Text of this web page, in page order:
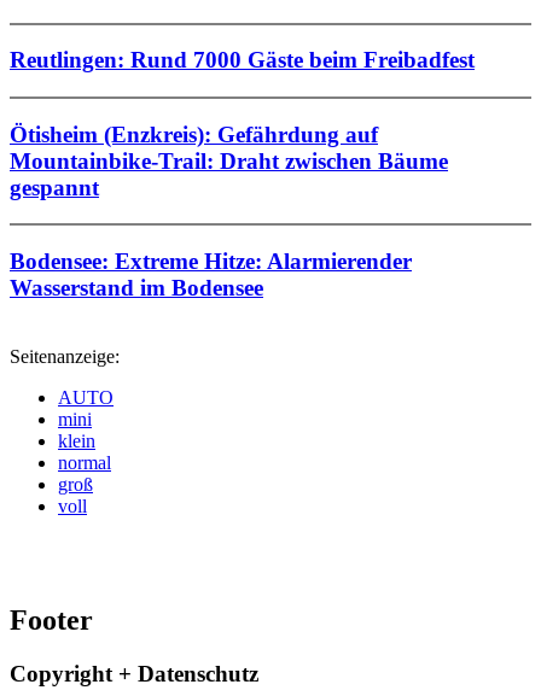
Reutlingen: Rund 7000 Gäste beim Freibadfest
Ötisheim (Enzkreis): Gefährdung auf
Mountainbike-Trail: Draht zwischen Bäume
gespannt
Bodensee: Extreme Hitze: Alarmierender
Wasserstand im Bodensee
Seitenanzeige:
AUTO
mini
klein
normal
groß
voll
Footer
Copyright + Datenschutz